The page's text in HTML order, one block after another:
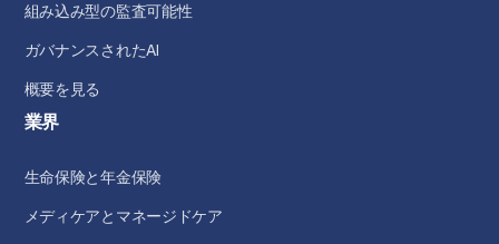
組み込み型の監査可能性
ガバナンスされたAI
概要を見る
業界
生命保険と年金保険
メディケアとマネージドケア